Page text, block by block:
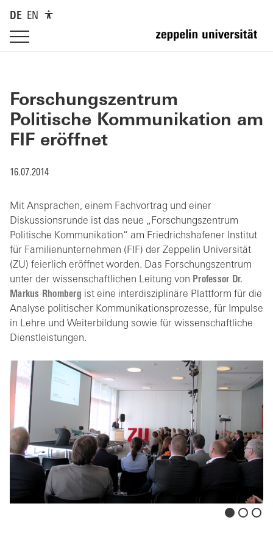
DE EN
Forschungszentrum
Politische Kommunikation am
FIF eröffnet
16.07.2014
Mit Ansprachen, einem Fachvortrag und einer
Diskussionsrunde ist das neue „Forschungszentrum
Politische Kommunikation“ am Friedrichshafener Institut
für Familienunternehmen (FIF) der Zeppelin Universität
(ZU) feierlich eröffnet worden. Das Forschungszentrum
unter der wissenschaftlichen Leitung von Professor Dr.
Markus Rhomberg ist eine interdisziplinäre Plattform für die
Analyse politischer Kommunikationsprozesse, für Impulse
in Lehre und Weiterbildung sowie für wissenschaftliche
Dienstleistungen.